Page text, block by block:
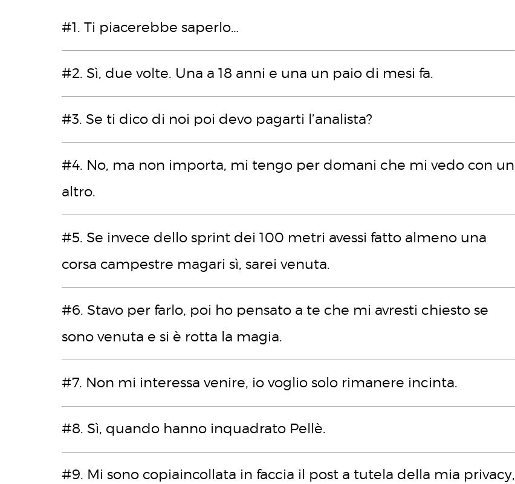
#1. Ti piacerebbe saperlo…
#2. Sì, due volte. Una a 18 anni e una un paio di mesi fa.
#3. Se ti dico di noi poi devo pagarti l’analista?
#4. No, ma non importa, mi tengo per domani che mi vedo con un
altro.
#5. Se invece dello sprint dei 100 metri avessi fatto almeno una
corsa campestre magari sì, sarei venuta.
#6. Stavo per farlo, poi ho pensato a te che mi avresti chiesto se
sono venuta e si è rotta la magia.
#7. Non mi interessa venire, io voglio solo rimanere incinta.
#8. Sì, quando hanno inquadrato Pellè.
#9. Mi sono copiaincollata in faccia il post a tutela della mia privacy,